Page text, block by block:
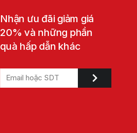
Nhận ưu đãi giảm giá
20% và những phần
quà hấp dẫn khác